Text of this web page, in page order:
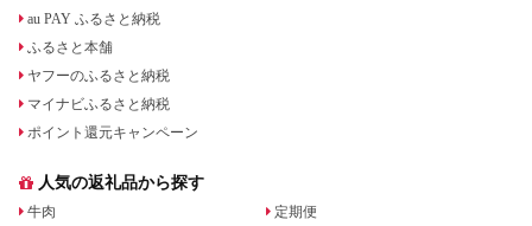
au PAY ふるさと納税
ふるさと本舗
ヤフーのふるさと納税
マイナビふるさと納税
ポイント還元キャンペーン
人気の返礼品から探す
牛肉
定期便